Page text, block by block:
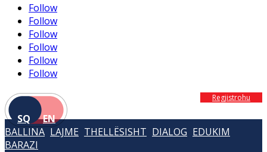
Follow
Follow
Follow
Follow
Follow
Follow
SQ EN
Regjistrohu
BALLINA LAJME THELLËSISHT DIALOG EDUKIM
BARAZI